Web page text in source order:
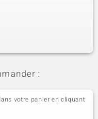
:
votre panier en cliquant